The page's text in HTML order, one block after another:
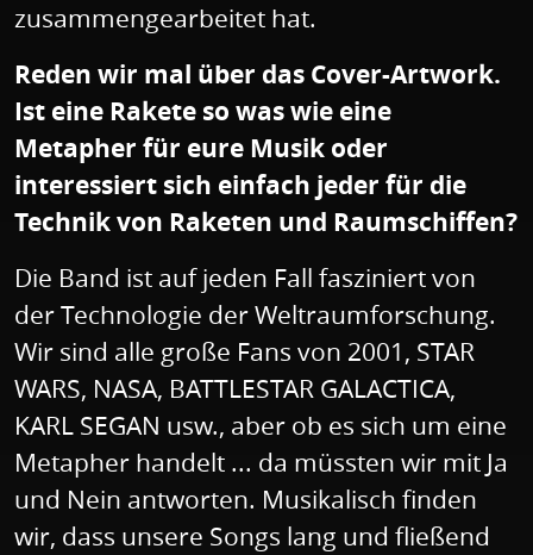
zusammengearbeitet hat.
Reden wir mal über das Cover-Artwork.
Ist eine Rakete so was wie eine
Metapher für eure Musik oder
interessiert sich einfach jeder für die
Technik von Raketen und Raumschiffen?
Die Band ist auf jeden Fall fasziniert von
der Technologie der Weltraumforschung.
Wir sind alle große Fans von 2001, STAR
WARS, NASA, BATTLESTAR GALACTICA,
KARL SEGAN usw., aber ob es sich um eine
Metapher handelt ... da müssten wir mit Ja
und Nein antworten. Musikalisch finden
wir, dass unsere Songs lang und fließend